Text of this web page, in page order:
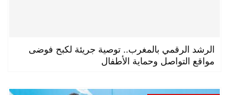
الرشد الرقمي بالمغرب.. توصية جريئة لكبح فوضى
مواقع التواصل وحماية الأطفال